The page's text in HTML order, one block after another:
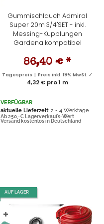
Gummischlauch Admiral
Super 20m 3/4"SET - inkl.
Messing-Kupplungen
Gardena kompatibel
86,40 € *
Tagespreis | Preis inkl. 19% MwSt. ✓
4,32 € pro 1 m
VERFÜGBAR
aktuelle Lieferzeit: 2 - 4 Werktage
Ab 250,-€ Lagerverkaufs-Wert
Versand kostenlos in Deutschland
AUF LAGER